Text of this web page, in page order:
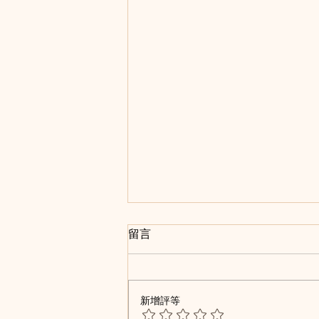
重病寵物溝通
🔅重病寵物溝通🔅 岩岩連接既時
SIERRA： 講比姐姐聽，姐姐會慢
留言
新增評等